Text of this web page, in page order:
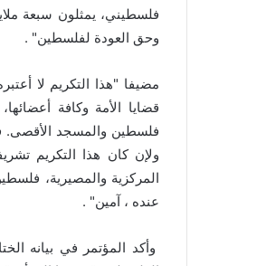
فلسطيني، يمثلون سبعة
وحق العودة لفلسطين" .
مضيفا "هذا التكريم لا
قضايا الأمة وكافة
فلسطين والمسجد الأقصى.
ولإن كان هذا التكريم
المركزية والمصيرية،
عنده ، آمين" .
وأكد المؤتمر في بيانه